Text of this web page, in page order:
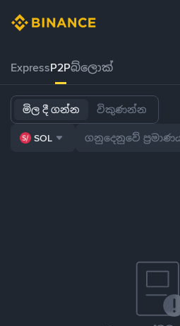
ExpressP2Pබ්ලොක්
මිල දී ගන්න විකුණන්න
SOL